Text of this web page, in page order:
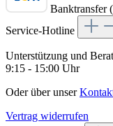
Banktransfer
Service-Hotline
Unterstützung und
9:15 - 15:00 Uhr
Oder über unser
Vertrag widerrufen